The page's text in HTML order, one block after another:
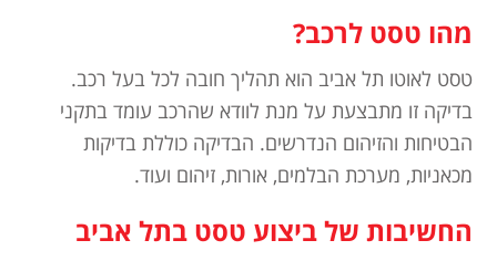
מהו טסט לרכב?
טסט לאוטו תל אביב הוא תהליך חובה לכל בעל רכב.
בדיקה זו מתבצעת על מנת לוודא שהרכב עומד בתקני
הבטיחות והזיהום הנדרשים. הבדיקה כוללת בדיקות
מכאניות, מערכת הבלמים, אורות, זיהום ועוד.
החשיבות של ביצוע טסט בתל אביב